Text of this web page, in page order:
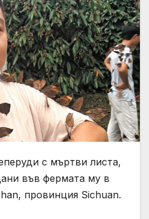
с мъртви листа,
във фермата му в
провинция Sichuan.